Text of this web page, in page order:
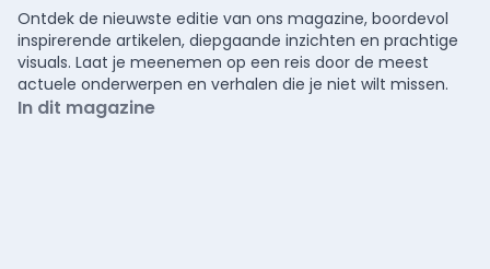
Ontdek de nieuwste editie van ons magazine, boordevol
inspirerende artikelen, diepgaande inzichten en prachtige
visuals. Laat je meenemen op een reis door de meest
actuele onderwerpen en verhalen die je niet wilt missen.
In dit magazine